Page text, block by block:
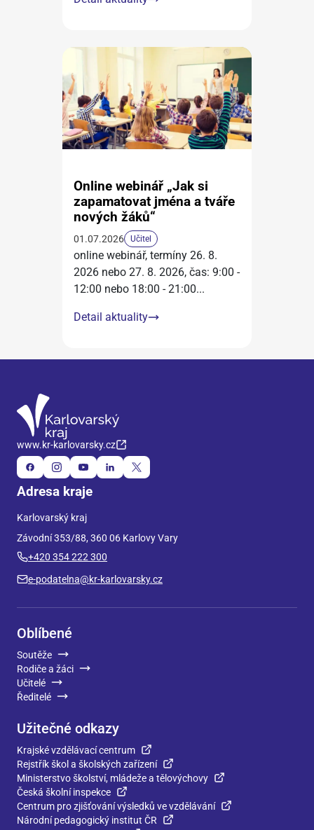
Online webinář „Jak si
zapamatovat jména a tváře
nových žáků“
01.07.2026 Učitel
online webinář, termíny 26. 8.
2026 nebo 27. 8. 2026, čas: 9:00 -
12:00 nebo 18:00 - 21:00...
Detail aktuality
www.kr-karlovarsky.cz
Adresa kraje
Karlovarský kraj
Závodní 353/88, 360 06 Karlovy Vary
+420 354 222 300
e-podatelna@kr-karlovarsky.cz
Oblíbené
Soutěže
Rodiče a žáci
Učitelé
Ředitelé
Užitečné odkazy
Krajské vzdělávací centrum
Rejstřík škol a školských zařízení
Ministerstvo školství, mládeže a tělovýchovy
Česká školní inspekce
Centrum pro zjišťování výsledků ve vzdělávání
Národní pedagogický institut ČR